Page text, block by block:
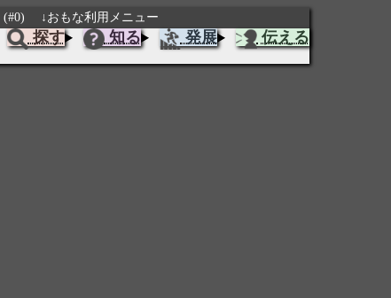
(#0) ↓おもな利用メニュー
探す 知る 発展 伝える